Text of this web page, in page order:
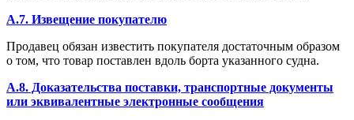
A.7. Извещение покупателю
Продавец обязан известить покупателя достаточным образом
о том, что товар поставлен вдоль борта указанного судна.
A.8. Доказательства поставки, транспортные документы
или эквивалентные электронные сообщения